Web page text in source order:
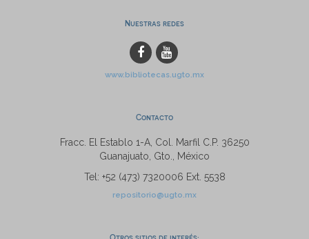
Nuestras redes
www.bibliotecas.ugto.mx
Contacto
Fracc. El Establo 1-A, Col. Marfil C.P. 36250
Guanajuato, Gto., México
Tel: +52 (473) 7320006 Ext. 5538
repositorio@ugto.mx